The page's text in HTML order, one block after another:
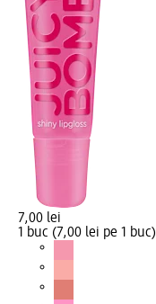
7,00 lei
1 buc (7,00 lei pe 1 buc)